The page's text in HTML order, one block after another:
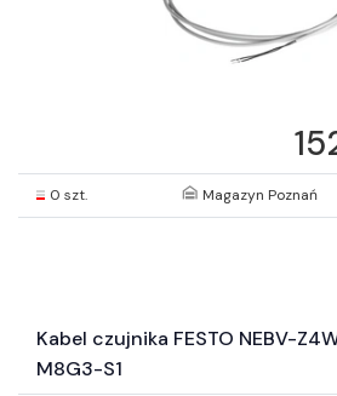
0 szt. Magazyn Poznań
Kabel czujnika FESTO NEBV-
M8G3-S1